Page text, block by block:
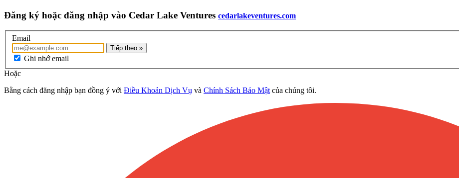
Đăng ký hoặc đăng nhập vào Cedar Lake Ventures cedarlakeventures.com
Email
Tiếp theo »
Ghi nhớ email
Hoặc
Bằng cách đăng nhập bạn đồng ý với Điều Khoản Dịch Vụ và Chính Sách Bảo Mật của chúng tôi.